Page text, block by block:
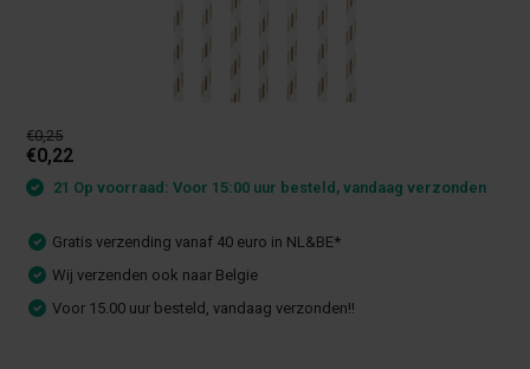
€0,25
€0,22
21 Op voorraad: Voor 15:00 uur besteld, vandaag verzonden
Gratis verzending vanaf 40 euro in NL&BE*
Wij verzenden ook naar Belgie
Voor 15.00 uur besteld, vandaag verzonden!!